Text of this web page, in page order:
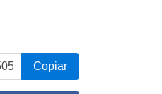
Copiar